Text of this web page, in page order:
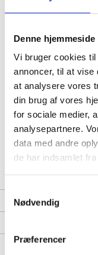
Denne
Vi bruger cookies
annoncer, til at vise
at analysere vores
din brug af vores
for sociale medier,
analysepartnere.
data med andre
de har indsamlet
Samtykkevalg
Nødvendig
Præferencer
Fedt:
Heraf mættet fedt:
Kulhydrat:
Heraf sukker:
Protein:
Salt:
Bedømmelser